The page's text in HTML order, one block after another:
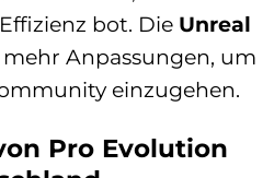
bot. Die Unreal
Anpassungen, um
einzugehen.
Pro Evolution